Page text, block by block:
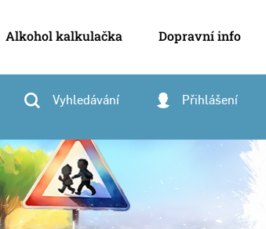
Alkohol kalkulačka Dopravní info
Vyhledávání Přihlášení